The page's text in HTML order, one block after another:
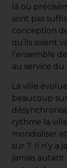
là où
sont pas
conception
qu’ils soient
l’ensemble
au service du
La ville
beaucoup
rythme la
mondialiser
sur 7. Il n’y a
jamais autant